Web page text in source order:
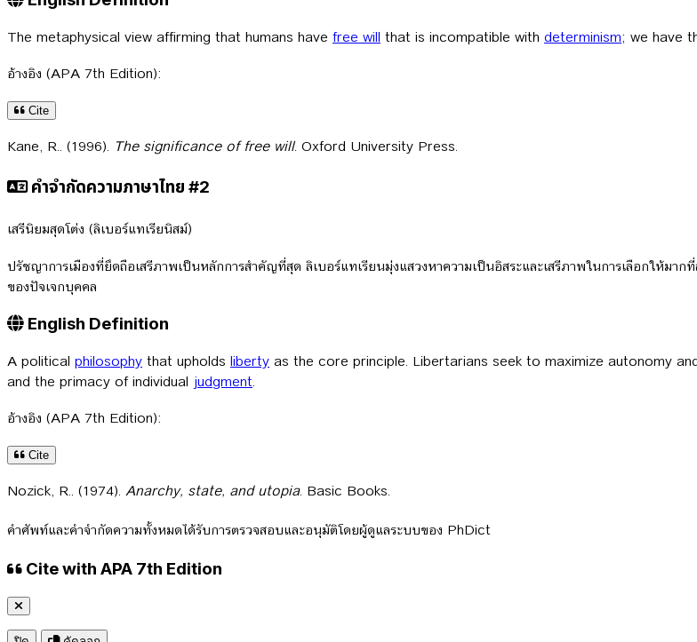
The metaphysical view affirming that humans have free will that is incompatible with determinism; we have
อ้างอิง (APA 7th Edition):
Cite
Kane, R.. (1996). The significance of free will. Oxford University Press.
คำจำกัดความภาษาไทย #2
เสรีนิยมสุดโต่ง (ลิเบอร์แทเรียนิสม์)
ปรัชญาการเมืองที่ยึดถือเสรีภาพเป็นหลักการสำคัญที่สุด ลิเบอร์แทเรียนมุ่งแสวงหาความเป็นอิสระและเสรีภาพในการเลือกให้มา
ของปัจเจกบุคคล
English Definition
A political philosophy that upholds liberty as the core principle. Libertarians seek to maximize autonomy
and the primacy of individual judgment.
อ้างอิง (APA 7th Edition):
Cite
Nozick, R.. (1974). Anarchy, state, and utopia. Basic Books.
คำศัพท์และคำจำกัดความทั้งหมดได้รับการตรวจสอบและอนุมัติโดยผู้ดูแลระบบของ PhDict
Cite with APA 7th Edition